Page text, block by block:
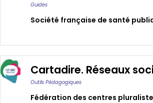
Guides
Société française de santé
Cartadire. Réseaux
Outils Pédagogiques
Fédération des centres